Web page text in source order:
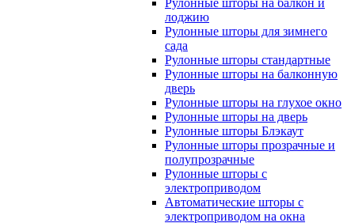
Рулонные шторы на балкон и
лоджию
Рулонные шторы для зимнего
сада
Рулонные шторы стандартные
Рулонные шторы на балконную
дверь
Рулонные шторы на глухое окно
Рулонные шторы на дверь
Рулонные шторы Блэкаут
Рулонные шторы прозрачные и
полупрозрачные
Рулонные шторы с
электроприводом
Автоматические шторы с
электроприводом на окна